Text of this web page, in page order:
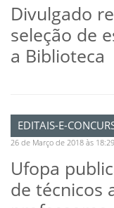
Divulgado
seleção de
a Biblioteca
EDITAIS-E-
26 de Março de 2018 às 18:29
Ufopa
de técnicos